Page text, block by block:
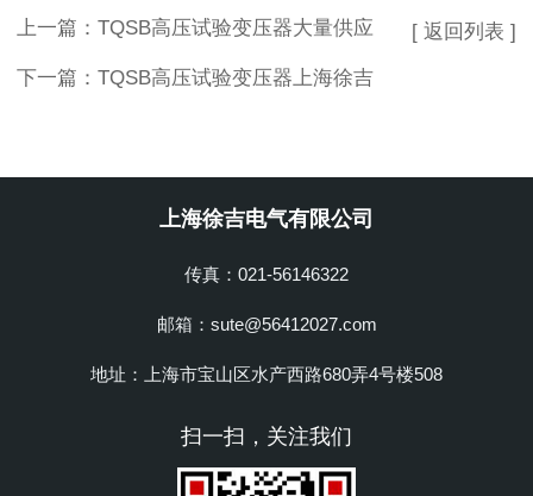
上一篇： TQSB高压试验变压器大量供应
下一篇： TQSB高压试验变压器上海徐吉
[ 返回列表 ]
上海徐吉电气有限公司
传真：021-56146322
邮箱：sute@56412027.com
地址：上海市宝山区水产西路680弄4号楼508
扫一扫，关注我们